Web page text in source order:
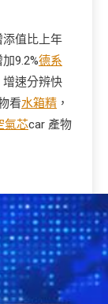
值比上年
9.2%德系
增速分辨快
看水箱精 ，
氣芯car 產物